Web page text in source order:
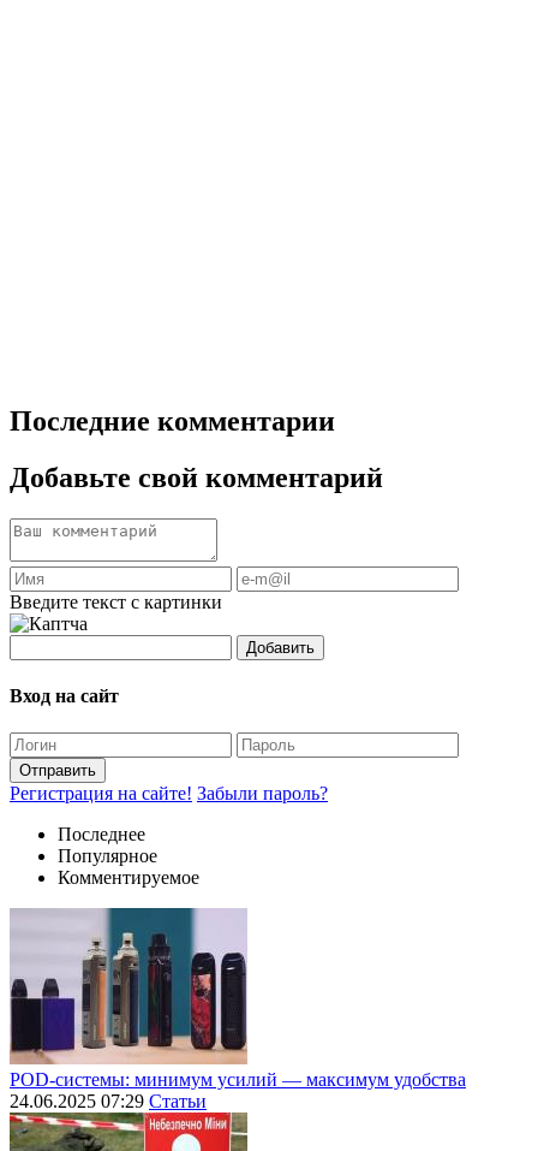
Последние комментарии
Добавьте свой комментарий
Введите текст с картинки
Добавить
Вход на сайт
Отправить
Регистрация на сайте! Забыли пароль?
Последнее
Популярное
Комментируемое
POD-системы: минимум усилий — максимум удобства
24.06.2025 07:29 Статьи